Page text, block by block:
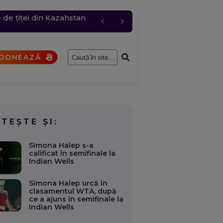
țiței din Kazahstan
gazoduct. Aparatul nu
rafale de peste 80
de patru ani, au
întâmplă cu cererile și
ȘI:
Simona Halep s-a
calificat în semifinale la
Indian Wells
Simona Halep urcă în
clasamentul WTA, după
ce a ajuns în semifinale la
Indian Wells